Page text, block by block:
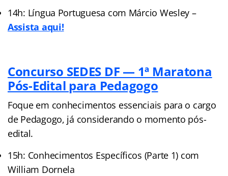
14h: Língua Portuguesa com Márcio Wesley –
Assista aqui!
Concurso SEDES DF — 1ª Maratona
Pós-Edital para Pedagogo
Foque em conhecimentos essenciais para o cargo
de Pedagogo, já considerando o momento pós-
edital.
15h: Conhecimentos Específicos (Parte 1) com
William Dornela